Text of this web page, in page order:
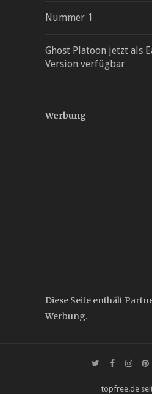
Nummer 1
Ghost Platoon jetzt als
Version verfügbar
Werbung
Diese Seite enthält
Werbung.
topfree.de